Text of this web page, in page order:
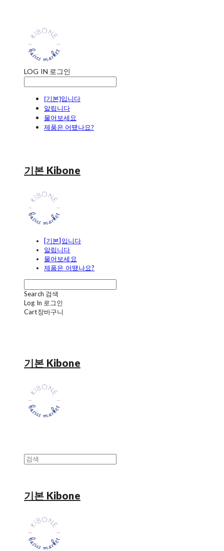
LOG IN 로그인
[기본]입니다
알립니다
물어보세요
제품은 어땠나요?
기본 Kibone
[기본]입니다
알립니다
물어보세요
제품은 어땠나요?
Search 검색
Log In 로그인
Cart장바구니
기본 Kibone
기본 Kibone